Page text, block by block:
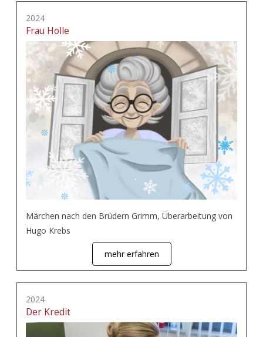
2024
Frau Holle
Märchen nach den Brüdern Grimm, Überarbeitung von
Hugo Krebs
mehr erfahren
2024
Der Kredit